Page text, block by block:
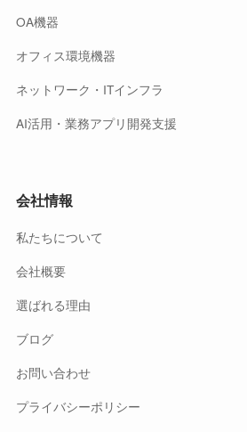
OA機器
オフィス環境機器
ネットワーク・ITインフラ
AI活用・業務アプリ開発支援
会社情報
私たちについて
会社概要
選ばれる理由
ブログ
お問い合わせ
プライバシーポリシー